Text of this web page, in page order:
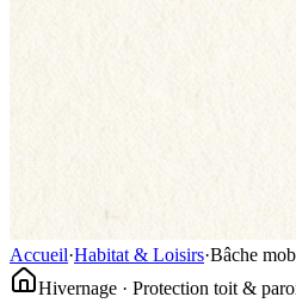
Accueil·Habitat & Loisirs·Bâche
Hivernage · Protection toit &